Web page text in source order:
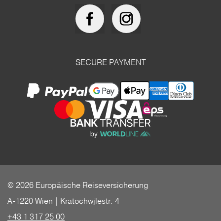
SECURE PAYMENT
© 2026 Europäische Reiseversicherung
A-1220 Wien | Kratochwjlestr. 4
+43 1 317 25 00